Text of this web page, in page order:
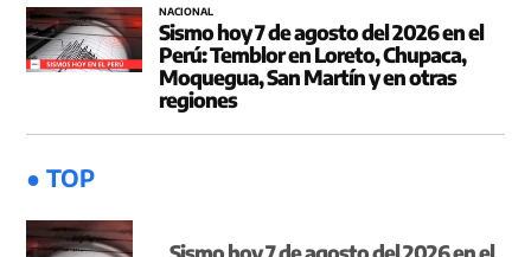
NACIONAL
Sismo hoy 7 de agosto del 2026 en el
Perú: Temblor en Loreto, Chupaca,
Moquegua, San Martín y en otras
regiones
● TOP